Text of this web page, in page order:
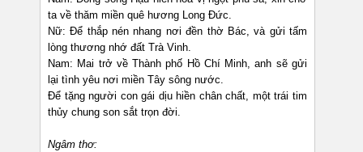
ta về thăm miền quê hương Long Đức.
Nữ: Để thắp nén nhang nơi đền thờ Bác, và gửi tấm
lòng thương nhớ đất Trà Vinh.
Nam: Mai trở về Thành phố Hồ Chí Minh, anh sẽ gửi
lại tình yêu nơi miền Tây sông nước.
Để tặng người con gái dịu hiền chân chất, một trái tim
thủy chung son sắt trọn đời.
Ngâm thơ: